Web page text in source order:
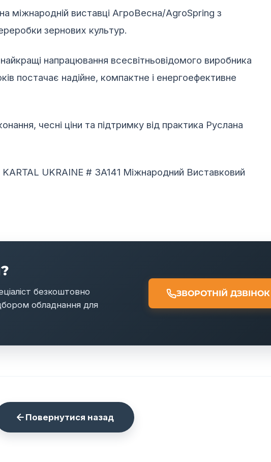
міжнародній виставці АгроВесна/AgroSpring з
зернових культур.
напрацювання всесвітньовідомого виробника
постачає надійне, компактне і енергоефективне
чесні ціни та підтримку від практика Руслана
KARTAL UKRAINE # 3A141 Міжнародний Виставковий
безкоштовно
обладнання для
ЗВОРОТНІЙ ДЗВІНОК
Повернутися назад